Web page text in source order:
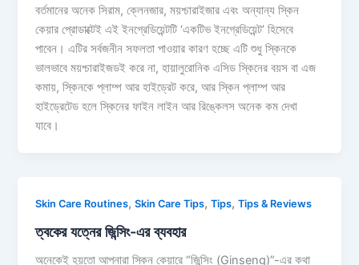
বর্তমানের অনেক সিরাম, ক্লেনজার, ময়শ্চারাইজার এবং অন্যান্য স্কিন
কেয়ার প্রোডাক্টেই এই ইনগ্রেডিয়েন্টটি ‘একটিভ ইনগ্রেডিয়েন্ট’ হিসেবে
পাবেন। এটির সর্বজনীন সফলতা পাওয়ার কারণ হচ্ছে এটি শুধু স্কিনকে
ভালভাবে ময়শ্চারাইজডই করে না, হায়ালুরোনিক এসিড স্কিনের বয়স বা এজ
কমায়, স্কিনকে প্লাম্প আর হাইড্রেট করে, আর স্কিন প্লাম্প আর
হাইড্রেটেড হলে স্কিনের ফাইন লাইন আর রিঙ্কেলস অনেক কম দেখা
যাবে।
Skin Care Routines,Skin Care Tips,Tips,Tips & Reviews
ত্বকের যত্নের জিন্সিং-এর ব্যবহার
অনেকেই হয়তো আপনারা স্কিন কেয়ারে “জিন্সিং (Ginseng)”-এর কথা